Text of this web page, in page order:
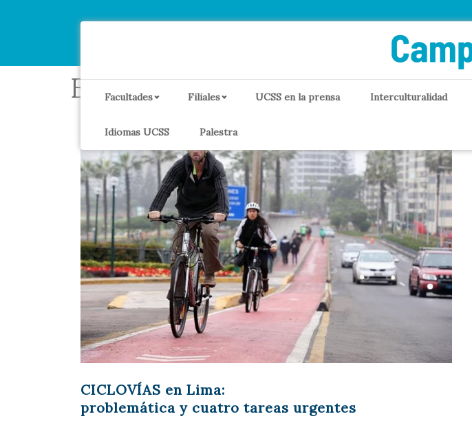
Facultades Filiales UCSS en la prensa Interculturalidad
Idiomas UCSS Palestra
Etiqueta:transporte
CICLOVÍAS en Lima:
problemática y cuatro tareas urgentes